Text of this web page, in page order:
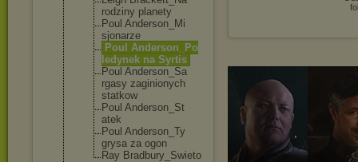
rodziny planety
Poul Anderson_Mi
sjonarze
Poul Anderson_Po
ledynek na Syrtis
Poul Anderson_Sa
rgasy zaginionych
statkow
Poul Anderson_St
atek
Poul Anderson_Ty
grysa za ogon
Ray Bradbury_Swieto